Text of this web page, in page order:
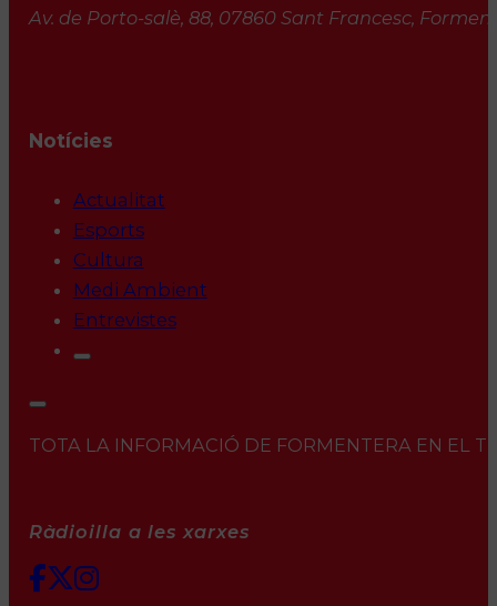
Av. de Porto-salè, 88, 07860 Sant Francesc,
Notícies
Actualitat
Esports
Cultura
Medi Ambient
Entrevistes
TOTA LA INFORMACIÓ DE FORMENTERA EN EL
Ràdioilla a les xarxes